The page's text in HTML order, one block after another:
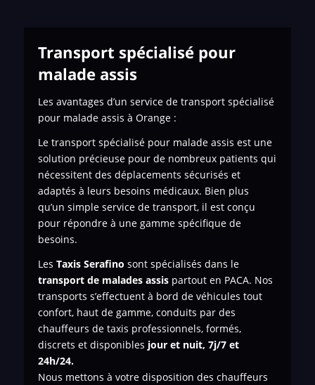
Transport spécialisé pour
malade assis
Les avantages d’un service de transport spécialisé
pour malade assis à Orange :
Le transport spécialisé pour malade assis est une
solution précieuse pour de nombreux patients qui
nécessitent des déplacements sécurisés et
adaptés à leurs besoins médicaux. Bien plus
qu’un simple service de transport, il est conçu
pour répondre à une gamme spécifique de
besoins.
Les Taxis Serafino sont spécialisés dans le
transport de malades assis partout en PACA. Nos
transports s’effectuent à bord de véhicules tout
confort, haut de gamme, conduits par des
chauffeurs de taxis professionnels, formés,
discrets et disponibles jour et nuit, 7j/7 et
24h/24.
Nous mettons à votre disposition des chauffeurs